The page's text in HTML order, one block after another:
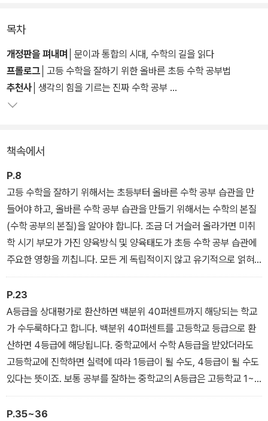
이 책은 수학의 기초부터 단단하게 다지고, 개념부터 심화까지 올바
르게 혼자 공부하는 법을 익힘으로써 수학 성적을 끌어올리는 과정을
섬세하게 설계하도록 안내한다. 이를 통해 지금 내 아이의 실력이 어
디쯤 와 있는지 확인하는 법부터 시작해 아이를 수학 실력에 따라 3
개의 그룹으로 나누고, 그렇게 확인한 아이의 수준에 따라 부모가 해
아이의 성향에 맞는 학원 선택법, 엄마표 수학 관리법까지 구체적이
고 실질적인 정보를 총망라했다.
2022년 문이과 통합 시대에 맞춰 새로 출간된 특별개정판에는 개정
교육 과정을 좀 더 면밀하게 분석해 담았다. 변화된 수학 교육에 대비
할 수 있는 풍부한 자료를 수록했으며, 입시 제도의 변화에 발맞춰 초
등과 중등 시기에 준비해야 할 부분들을 25년차 입시전문가의 시선
목차
개정판을 펴내며
│문이과 통합의 시대, 수학의 길을 읽다
프롤로그 │고등 수학을 잘하기 위한 올바른 초등 수학 공부법
추천사 │생각의 힘을 기르는 진짜 수학 공부
책속에서
P.8
고등 수학을 잘하기 위해서는 초등부터 올바른 수학 공부 습관을 만
들어야 하고, 올바른 수학 공부 습관을 만들기 위해서는 수학의 본질
(수학 공부의 본질)을 알아야 합니다. 조금 더 거슬러 올라가면 미취
학 시기 부모가 가진 양육방식 및 양육태도가 초등 수학 공부 습관에
주요한 영향을 끼칩니다. 모든 게 독립적이지 않고 유기적으로 얽혀
있습니다. 이 책에서는 고등 수학을 잘하기 위해 미취학 시기부터 시
작해서 초등, 중등 시기까지 해야 할 것들을 자세하게 서술하고 있습
니다.
--- 「고등 수학을 잘하기 위한 올바른 초등 수학 공부법」 중에서
P.23
A등급을 상대평가로 환산하면 백분위 40퍼센트까지 해당되는 학교
가 수두룩하다고 합니다. 백분위 40퍼센트를 고등학교 등급으로 환
산하면 4등급에 해당됩니다. 중학교에서 수학 A등급을 받았더라도
고등학교에 진학하면 실력에 따라 1등급이 될 수도, 4등급이 될 수도
있다는 뜻이죠. 보통 공부를 잘하는 중학교의 A등급은 고등학교 1~3
등급으로, 공부를 못하는 중학교의 A등급은 고등학교 2~4등급으로
흩어집니다.
P.35~36